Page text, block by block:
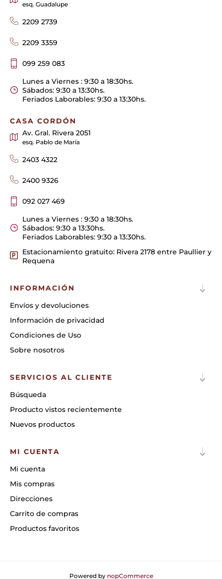
esq. Guadalupe
2209 2739
2209 3359
099 259 083
Lunes a Viernes : 9:30 a 18:30hs.
Sábados: 9:30 a 13:30hs.
Feriados Laborables: 9:30 a 13:30hs.
CASA CORDÓN
Av. Gral. Rivera 2051
esq. Pablo de María
2403 4322
2400 9326
092 027 469
Lunes a Viernes : 9:30 a 18:30hs.
Sábados: 9:30 a 13:30hs.
Feriados Laborables: 9:30 a 13:30hs.
Estacionamiento gratuito: Rivera 2178 entre Paullier y
Requena
INFORMACIÓN
Envíos y devoluciones
Información de privacidad
Condiciones de Uso
Sobre nosotros
SERVICIOS AL CLIENTE
Búsqueda
Producto vistos recientemente
Nuevos productos
MI CUENTA
Mi cuenta
Mis compras
Direcciones
Carrito de compras
Productos favoritos
Powered by nopCommerce